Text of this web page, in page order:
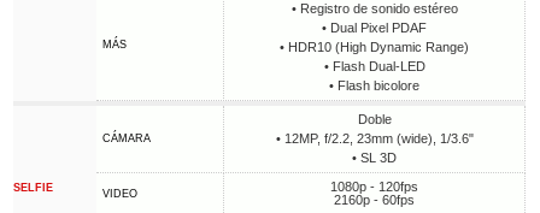
MÁS
• Registro de sonido estéreo
• Dual Pixel PDAF
• HDR10 (High Dynamic Range)
• Flash Dual-LED
• Flash bicolore
SELFIE
CÁMARA
Doble
• 12MP, f/2.2, 23mm (wide), 1/3.6"
• SL 3D
VIDEO
1080p - 120fps
2160p - 60fps